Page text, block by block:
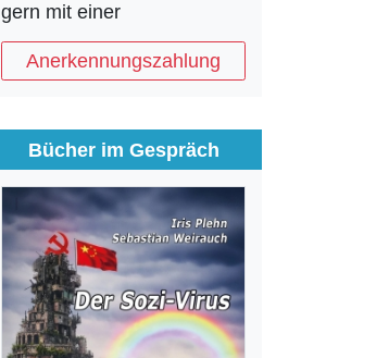
gern mit einer
Anerkennungszahlung
Bücher im Gespräch